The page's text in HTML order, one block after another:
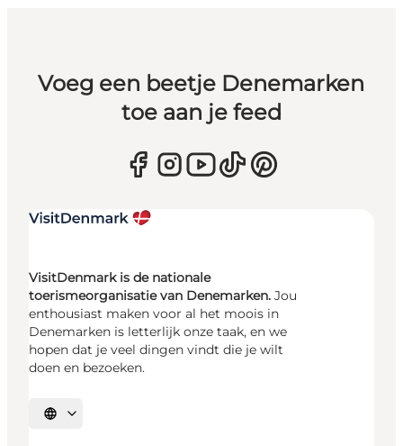
Voeg een beetje Denemarken
toe aan je feed
VisitDenmark is de nationale
toerismeorganisatie van Denemarken. Jou
enthousiast maken voor al het moois in
Denemarken is letterlijk onze taak, en we
hopen dat je veel dingen vindt die je wilt
doen en bezoeken.
Selecteer taal